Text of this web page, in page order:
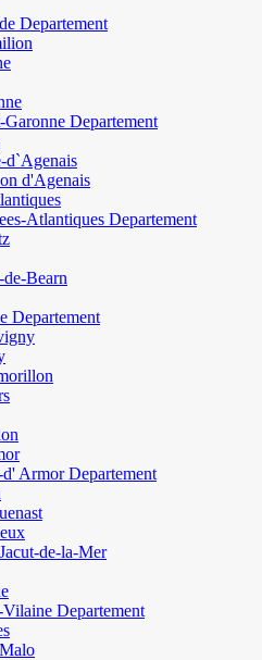
Departement
Departement
d`Agenais
d'Agenais
Atlantiques Departement
de-Bearn
Departement
d' Armor Departement
de-la-Mer
Departement